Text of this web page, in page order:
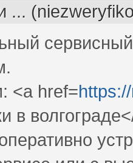
...
<a href=
в